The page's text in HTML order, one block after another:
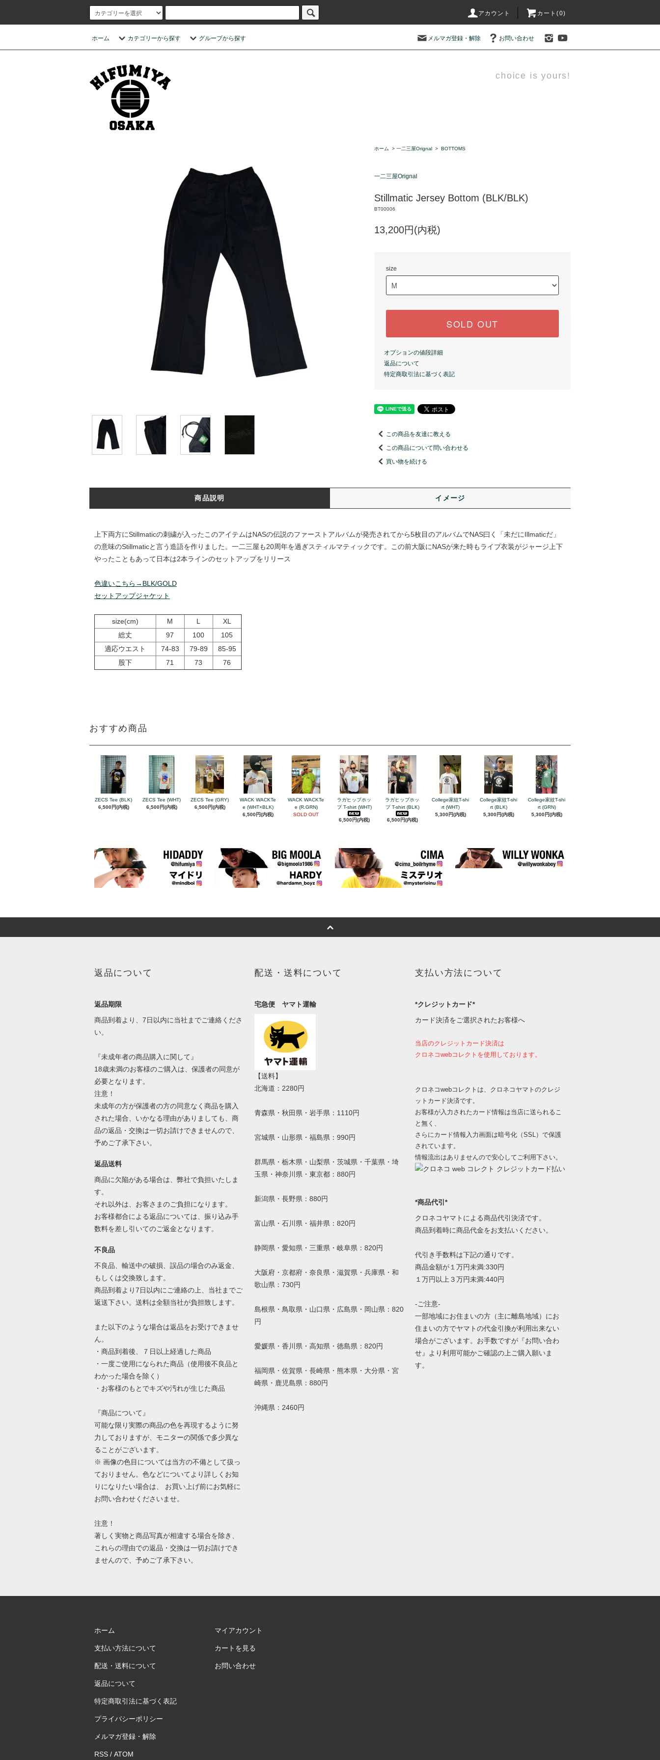
アカウント カート(0)
ホーム カテゴリーから探す グループから探す メルマガ登録・解除 お問い合わせ
choice is yours!
ホーム > 一二三屋Orignal > BOTTOMS
一二三屋Orignal
Stillmatic Jersey Bottom (BLK/BLK)
BT00006
13,200円(内税)
size
SOLD OUT
オプションの値段詳細
返品について
特定商取引法に基づく表記
この商品を友達に教える
この商品について問い合わせる
買い物を続ける
商品説明 イメージ
上下両方にStillmaticの刺繍が入ったこのアイテムはNASの伝説のファーストアルバムが発売されてから5枚目のアルバムでNAS曰く「未だにIllmaticだ」
の意味のStillmaticと言う造語を作りました。一二三屋も20周年を過ぎスティルマティックです。この前大阪にNASが来た時もライブ衣装がジャージ上下
やったこともあって日本は2本ラインのセットアップをリリース
色違いこちら→BLK/GOLD
セットアップジャケット
size(cm) M L
XL
総丈
97 100
105
適応ウエスト
74-83 79-89
85-95
股下
71 73 76
おすすめ商品
ZECS Tee (BLK)
6,500円(内税)
ZECS Tee (WHT)
6,500円(内税)
ZECS Tee (GRY)
6,500円(内税)
WACK WACKTe
e (WHT×BLK)
6,500円(内税)
WACK WACKTe
e (R.GRN)
SOLD OUT
ラガヒップホッ
プ T-shirt (WHT)
6,500円(内税)
ラガヒップホッ
プ T-shirt (BLK)
6,500円(内税)
College家紋T-shi
rt (WHT)
5,300円(内税)
College家紋T-shi
rt (BLK)
5,300円(内税)
College家紋T-shi
rt (GRN)
5,300円(内税)
返品について
返品期限
商品到着より、7日以内に当社までご連絡くださ
い。
『未成年者の商品購入に関して』
18歳未満のお客様のご購入は、保護者の同意が
必要となります。
注意！
未成年の方が保護者の方の同意なく商品を購入
された場合、いかなる理由がありましても、商
品の返品・交換は一切お請けできませんので、
予めご了承下さい。
返品送料
商品に欠陥がある場合は、弊社で負担いたしま
す。
それ以外は、お客さまのご負担になります。
お客様都合による返品については、振り込み手
数料を差し引いてのご返金となります。
不良品
不良品、輸送中の破損、誤品の場合のみ返金、
もしくは交換致します。
商品到着より7日以内にご連絡の上、当社までご
返送下さい。送料は全額当社が負担致します。
また以下のような場合は返品をお受けできませ
ん。
・商品到着後、７日以上経過した商品
・一度ご使用になられた商品（使用後不良品と
わかった場合を除く）
・お客様のもとでキズや汚れが生じた商品
『商品について』
可能な限り実際の商品の色を再現するように努
力しておりますが、モニターの関係で多少異な
ることがございます。
※ 画像の色目については当方の不備として扱っ
ておりません。色などについてより詳しくお知
りになりたい場合は、 お買い上げ前にお気軽に
お問い合わせくださいませ。
注意！
著しく実物と商品写真が相違する場合を除き、
これらの理由での返品・交換は一切お請けでき
ませんので、予めご了承下さい。
配送・送料について
宅急便 ヤマト運輸
【送料】
北海道：2280円
青森県・秋田県・岩手県：1110円
宮城県・山形県・福島県：990円
群馬県・栃木県・山梨県・茨城県・千葉県・埼
玉県・神奈川県・東京都：880円
新潟県・長野県：880円
富山県・石川県・福井県：820円
静岡県・愛知県・三重県・岐阜県：820円
大阪府・京都府・奈良県・滋賀県・兵庫県・和
歌山県：730円
島根県・鳥取県・山口県・広島県・岡山県：820
円
愛媛県・香川県・高知県・徳島県：820円
福岡県・佐賀県・長崎県・熊本県・大分県・宮
崎県・鹿児島県：880円
沖縄県：2460円
支払い方法について
*クレジットカード*
カード決済をご選択されたお客様へ
当店のクレジットカード決済は
クロネコwebコレクトを使用しております。
クロネコwebコレクトは、クロネコヤマトのクレジ
ットカード決済です。
お客様が入力されたカード情報は当店に送られるこ
と無く、
さらにカード情報入力画面は暗号化（SSL）で保護
されています。
情報流出はありませんので安心してご利用下さい。
*商品代引*
クロネコヤマトによる商品代引決済です。
商品到着時に商品代金をお支払いください。
代引き手数料は下記の通りです。
商品金額が１万円未満:330円
１万円以上３万円未満:440円
-ご注意-
一部地域にお住まいの方（主に離島地域）にお
住まいの方でヤマトの代金引換が利用出来ない
場合がございます。お手数ですが『お問い合わ
せ』より利用可能かご確認の上ご購入願いま
す。
ホーム
支払い方法について
配送・送料について
返品について
特定商取引法に基づく表記
プライバシーポリシー
メルマガ登録・解除
RSS/ ATOM
マイアカウント
カートを見る
お問い合わせ